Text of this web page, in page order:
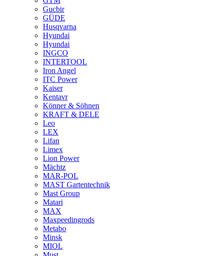
Gucbir
GÜDE
Husqvarna
Hyundai
Hyundai
INGCO
INTERTOOL
Iron Angel
ITC Power
Kaiser
Kentavr
Könner & Söhnen
KRAFT & DELE
Leo
LEX
Lifan
Limex
Lion Power
Mächtz
MAR-POL
MAST Gartentechnik
Mast Group
Matari
MAX
Maxpeedingrods
Metabo
Minsk
MIOL